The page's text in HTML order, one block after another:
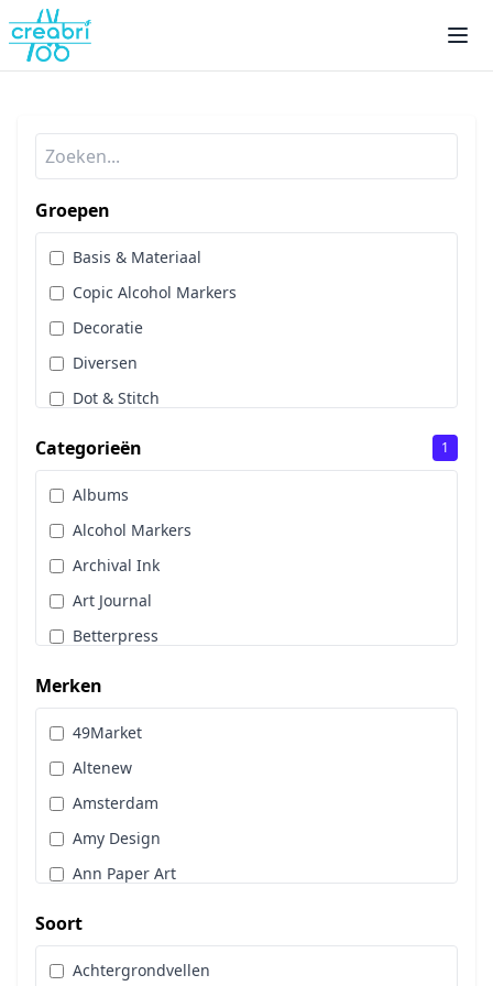
Groepen
Basis & Materiaal
Copic Alcohol Markers
Decoratie
Diversen
Dot & Stitch
Sale
Stans, Embos & Stencils
Stempels
Workshoppakket
Pan Pastel
Categorieën 1
Albums
Alcohol Markers
Archival Ink
Art Journal
Betterpress
Brads
Cadence
Designpapier
Distress Oxide Spray
Distress Spritz
Divers
Dot & Do
Embossingpoeder
Merken
49Market
Altenew
Amsterdam
Amy Design
Ann Paper Art
Art Impressions
Art Journaling
Soort
Achtergrondvellen